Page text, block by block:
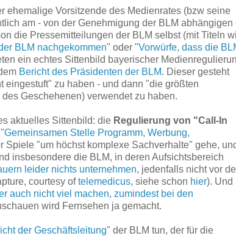
ehemalige Vorsitzende des Medienrates (bzw seine
am - von der Genehmigung der BLM abhängigen
die Pressemitteilungen der BLM selbst (mit Titeln
BLM nachgekommen" oder "Vorwürfe, dass die
ein echtes Sittenbild bayerischer
Bericht des Präsidenten der BLM. Dieser gesteht
zu haben - und dann "die größten
Geschehenen) verwendet zu haben.
aktuelles Sittenbild: die Regulierung von "Call-In
Stelle Programm, Werbung,
Spiele "um höchst komplexe Sachverhalte" gehe,
insbesondere die BLM, in deren Aufsichtsbereich
leider nichts unternehmen, jedenfalls nicht vor
courtesy oftelemedicus, siehe schon hier). Und
auch nicht viel machen, zumindest bei den
wird Fernsehen ja gemacht.
der Geschäftsleitung" der BLM tun, der für die